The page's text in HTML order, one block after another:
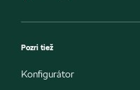
Pozri tiež
Konfigurátor